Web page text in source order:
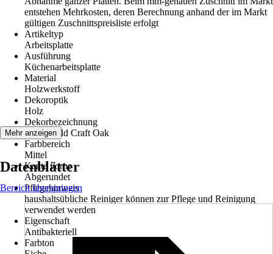
entstehen Mehrkosten, deren Berechnung anhand der im Markt
gültigen Zuschnittspreisliste erfolgt
Artikeltyp
Arbeitsplatte
Ausführung
Küchenarbeitsplatte
Material
Holzwerkstoff
Dekoroptik
Holz
Dekorbezeichnung
K003 Gold Craft Oak
Farbbereich
Mittel
Kante vorne
Abgerundet
Pflegehinweis
haushaltsübliche Reiniger können zur Pflege und Reinigung
verwendet werden
Eigenschaft
Antibakteriell
Farbton
Mehr anzeigen
Datenblätter
Bereich überspringen